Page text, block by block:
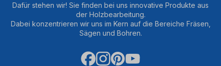
Dafür stehen wir! Sie finden bei uns innovative Produkte aus
der Holzbearbeitung.
Dabei konzentrieren wir uns im Kern auf die Bereiche Fräsen,
Sägen und Bohren.